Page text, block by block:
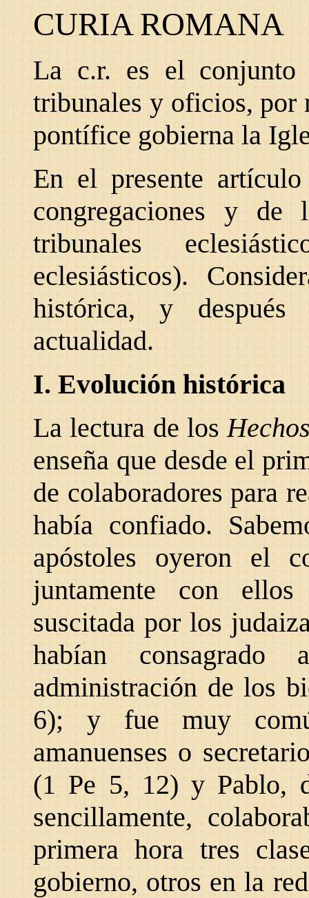
CURIA ROMANA
La c.r. es el conjunto
tribunales y oficios, por
pontífice gobierna la
En el presente
congregaciones y
tribunales
eclesiásticos).
histórica, y
actualidad.
I. Evolución histórica
La lectura de los
enseña que desde el
de colaboradores para
había confiado.
apóstoles oyeron el
juntamente con
suscitada por los
habían
administración de los
6); y fue muy
amanuenses o
(1 Pe 5, 12) y Pablo,
sencillamente,
primera hora tres
gobierno, otros en la